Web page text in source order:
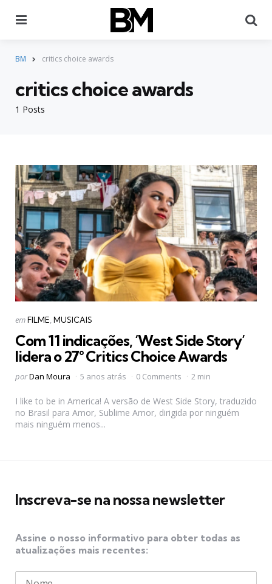
BM critics choice awards
1 Posts
critics choice awards
Categorias
Postado
emFILME MUSICAIS
Com 11 indicações, ‘West Side Story’
lidera o 27° Critics Choice Awards
Postado
porDan Moura 5 anos atrás 0 Comments 2 min
I like to be in America! A versão de West Side Story, traduzido
no Brasil para Amor, Sublime Amor, dirigida por ninguém
mais ninguém menos...
Inscreva-se na nossa newsletter
Assine o nosso informativo para obter todas as
atualizações mais recentes: